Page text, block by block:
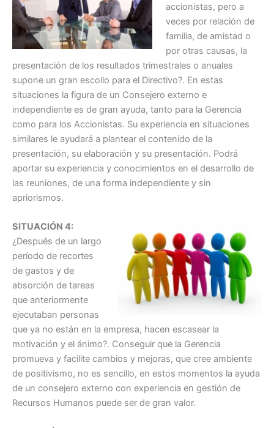
accionistas, pero a
veces por relación de
familia, de amistad o
por otras causas, la
presentación de los resultados trimestrales o anuales
supone un gran escollo para el Directivo?. En estas
situaciones la figura de un Consejero externo e
independiente es de gran ayuda, tanto para la Gerencia
como para los Accionistas. Su experiencia en situaciones
similares le ayudará a plantear el contenido de la
presentación, su elaboración y su presentación. Podrá
aportar su experiencia y conocimientos en el desarrollo de
las reuniones, de una forma independiente y sin
apriorismos.
SITUACIÓN 4:
¿Después de un largo
período de recortes
de gastos y de
absorción de tareas
que anteriormente
ejecutaban personas
que ya no están en la empresa, hacen escasear la
motivación y el ánimo?. Conseguir que la Gerencia
promueva y facilite cambios y mejoras, que cree ambiente
de positivismo, no es sencillo, en estos momentos la ayuda
de un consejero externo con experiencia en gestión de
Recursos Humanos puede ser de gran valor.